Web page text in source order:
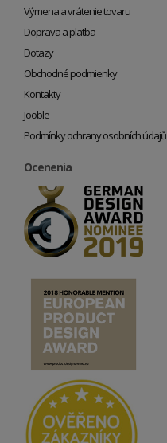
Výmena a vrátenie tovaru
Doprava a platba
Dotazy
Obchodné podmienky
Kontakty
Jooble
Podmínky ochrany osobních údajů
Ocenenia